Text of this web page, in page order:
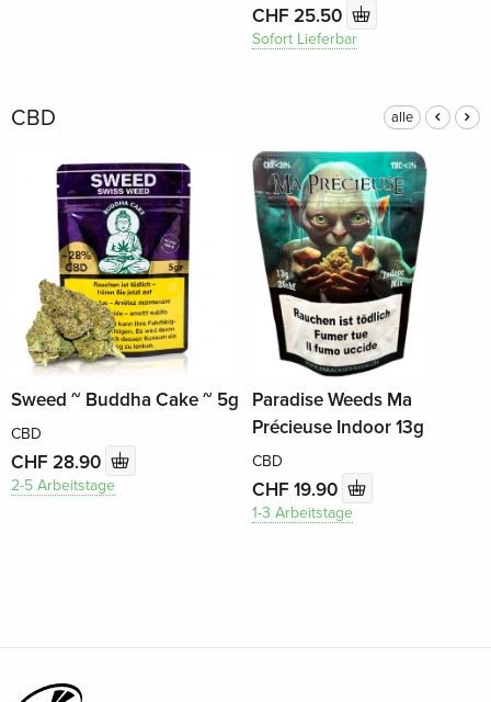
CHF 25.50
Sofort Lieferbar
CBD alle
Sweed ~ Buddha Cake ~ 5g
CBD
CHF 28.90
2-5 Arbeitstage
Paradise Weeds Ma
Précieuse Indoor 13g
CBD
CHF 19.90
1-3 Arbeitstage